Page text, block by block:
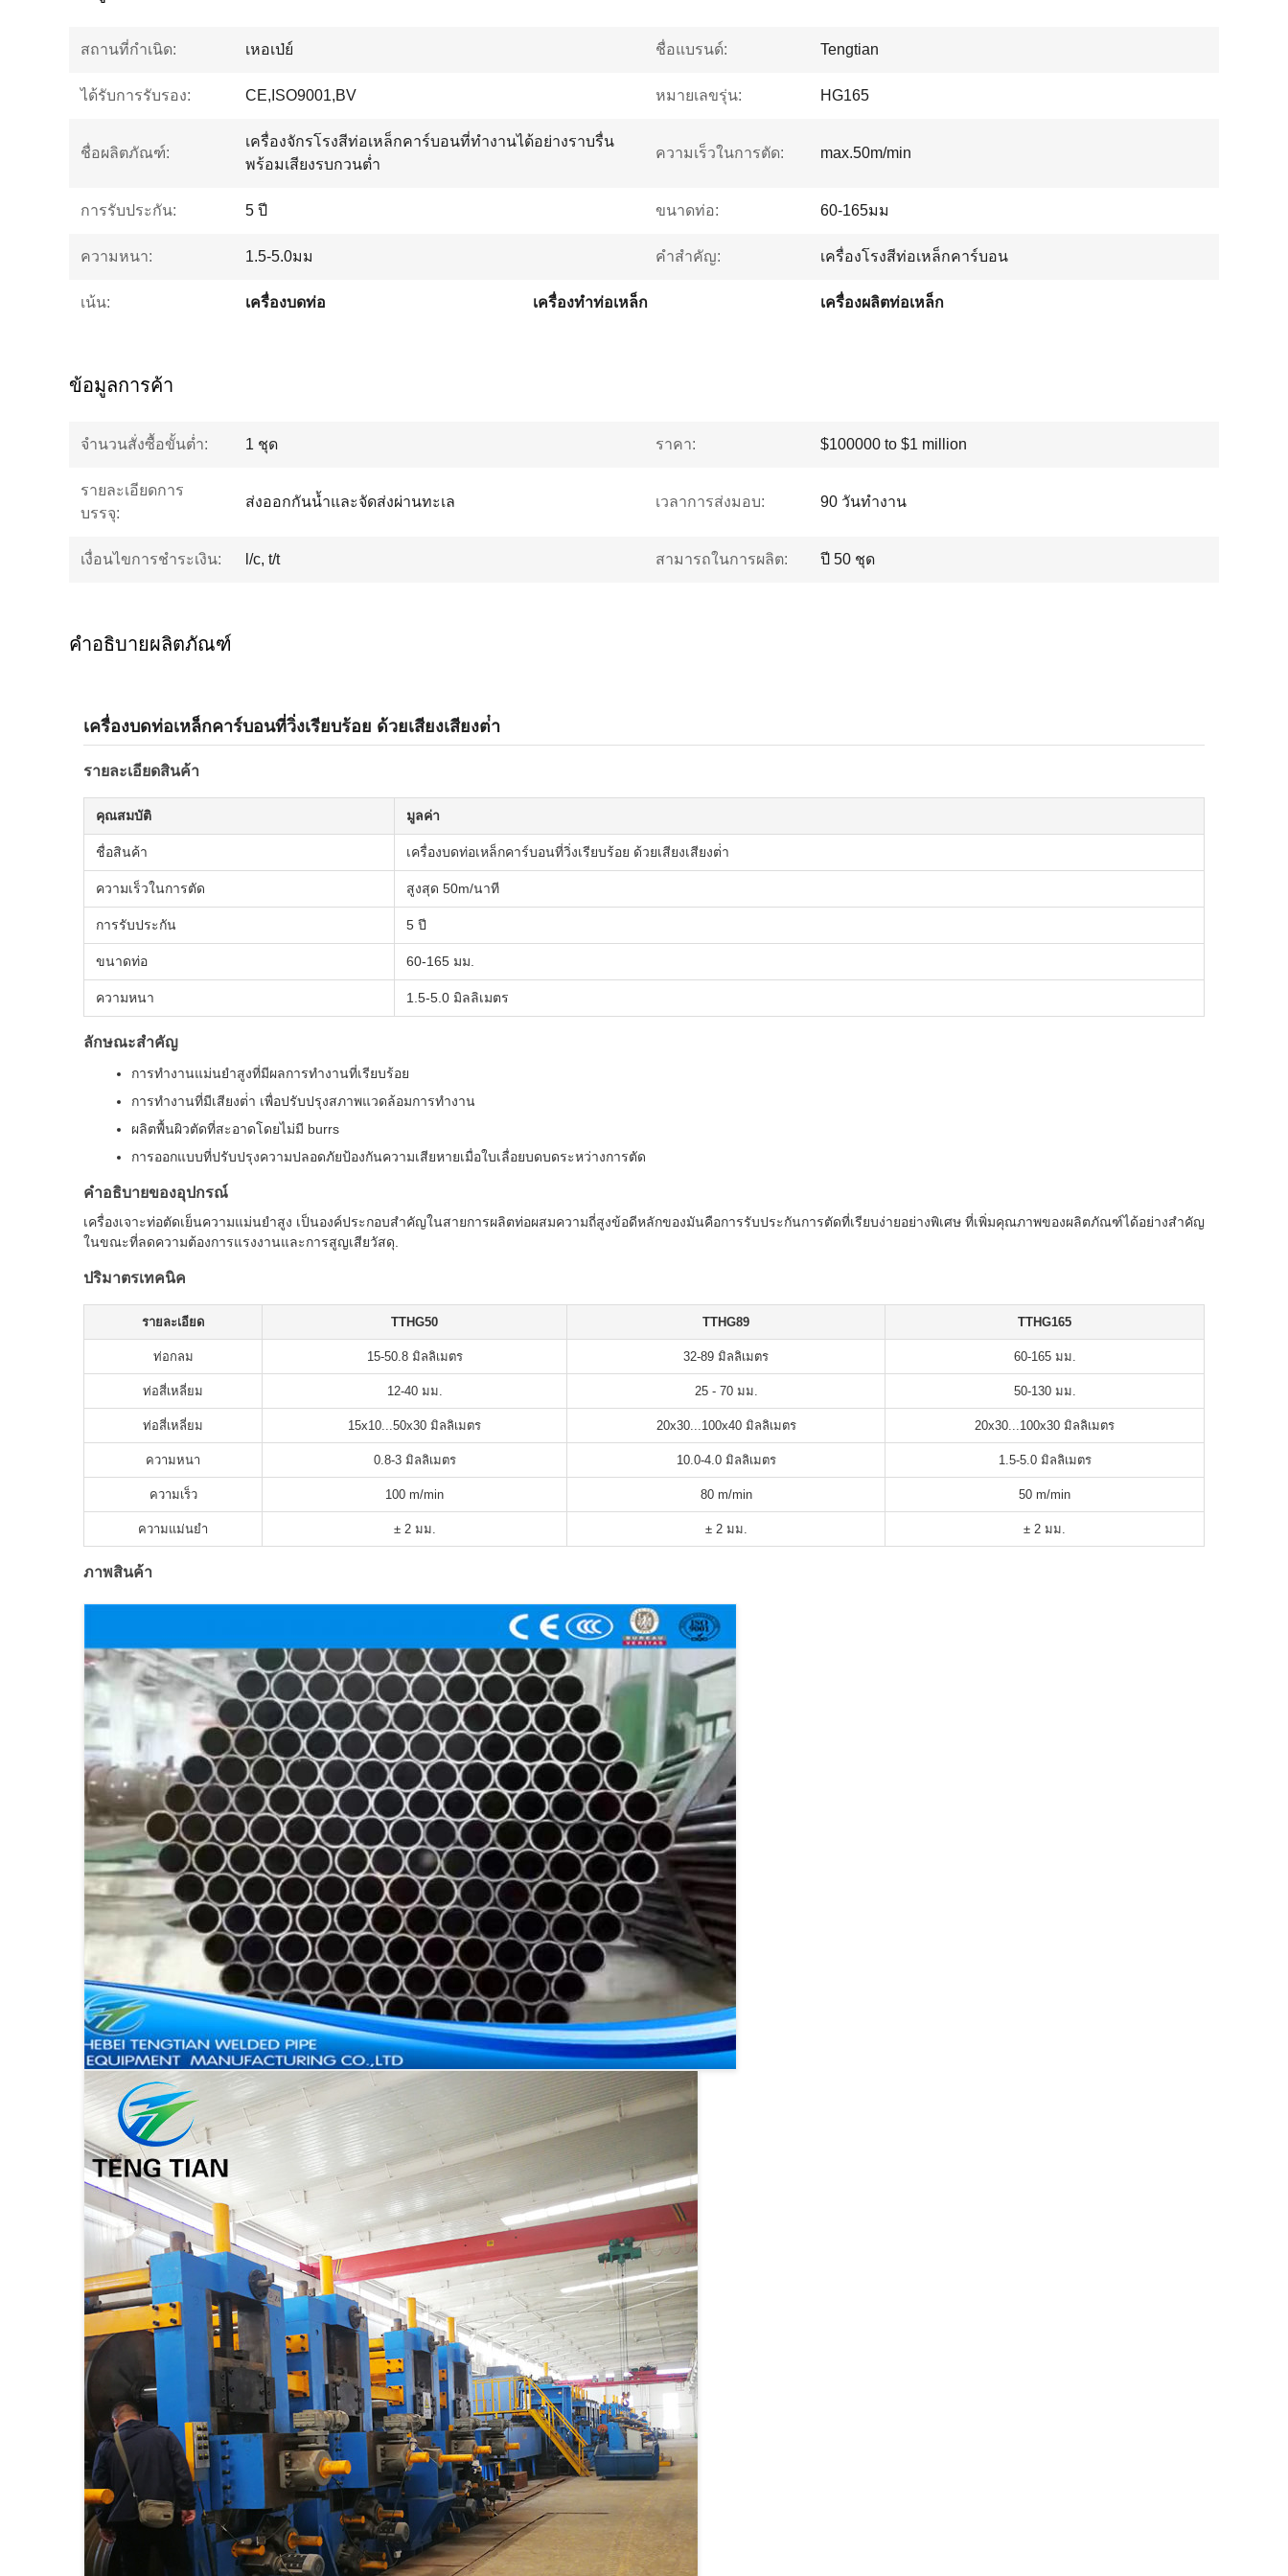
สถานที่กำเนิด: เหอเป่ย์ ชื่อแบรนด์: Tengtian
ได้รับการรับรอง: CE,ISO9001,BV หมายเลขรุ่น: HG165
ชื่อผลิตภัณฑ์:
เครื่องจักรโรงสีท่อเหล็กคาร์บอนที่ทำงานได้อย่างราบรื่น
พร้อมเสียงรบกวนต่ำ
ความเร็วในการตัด: max.50m/min
การรับประกัน: 5 ปี ขนาดท่อ: 60-165มม
ความหนา: 1.5-5.0มม คำสำคัญ: เครื่องโรงสีท่อเหล็กคาร์บอน
เน้น: เครื่องบดท่อ เครื่องทำท่อเหล็ก เครื่องผลิตท่อเหล็ก
ข้อมูลการค้า
จำนวนสั่งซื้อขั้นต่ำ: 1 ชุด ราคา: $100000 to $1 million
รายละเอียดการ
บรรจุ:
ส่งออกกันน้ำและจัดส่งผ่านทะเล เวลาการส่งมอบ: 90 วันทำงาน
เงื่อนไขการชำระเงิน: l/c, t/t สามารถในการผลิต: ปี 50 ชุด
คำอธิบายผลิตภัณฑ์
เครื่องบดท่อเหล็กคาร์บอนที่วิ่งเรียบร้อย ด้วยเสียงเสียงต่ํา
รายละเอียดสินค้า
คุณสมบัติ มูลค่า
ชื่อสินค้า เครื่องบดท่อเหล็กคาร์บอนที่วิ่งเรียบร้อย ด้วยเสียงเสียงต่ํา
ความเร็วในการตัด สูงสุด 50m/นาที
การรับประกัน 5 ปี
ขนาดท่อ 60-165 มม.
ความหนา 1.5-5.0 มิลลิเมตร
ลักษณะสําคัญ
การทํางานแม่นยําสูงที่มีผลการทํางานที่เรียบร้อย
การทํางานที่มีเสียงต่ํา เพื่อปรับปรุงสภาพแวดล้อมการทํางาน
ผลิตพื้นผิวตัดที่สะอาดโดยไม่มี burrs
การออกแบบที่ปรับปรุงความปลอดภัยป้องกันความเสียหายเมื่อใบเลื่อยบดบดระหว่างการตัด
คําอธิบายของอุปกรณ์
เครื่องเจาะท่อตัดเย็นความแม่นยําสูง เป็นองค์ประกอบสําคัญในสายการผลิตท่อผสมความถี่สูงข้อดีหลักของมันคือการรับประกันการตัดที่เรียบง่ายอย่างพิเศษ ที่เพิ่มคุณภาพของผลิตภัณฑ์ได้อย่างสําคัญ
ในขณะที่ลดความต้องการแรงงานและการสูญเสียวัสดุ.
ปริมาตรเทคนิค
รายละเอียด TTHG50 TTHG89 TTHG165
ท่อกลม 15-50.8 มิลลิเมตร 32-89 มิลลิเมตร 60-165 มม.
ท่อสี่เหลี่ยม 12-40 มม. 25 - 70 มม. 50-130 มม.
ท่อสี่เหลี่ยม 15x10...50x30 มิลลิเมตร 20x30...100x40 มิลลิเมตร 20x30...100x30 มิลลิเมตร
ความหนา 0.8-3 มิลลิเมตร 10.0-4.0 มิลลิเมตร 1.5-5.0 มิลลิเมตร
ความเร็ว 100 m/min 80 m/min 50 m/min
ความแม่นยํา ± 2 มม. ± 2 มม. ± 2 มม.
ภาพสินค้า